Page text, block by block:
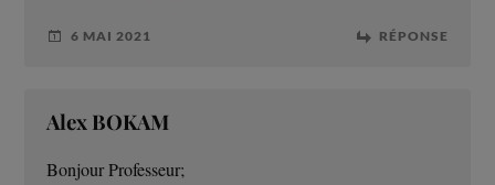
6 MAI 2021 RÉPONSE
Alex BOKAM
Bonjour Professeur;